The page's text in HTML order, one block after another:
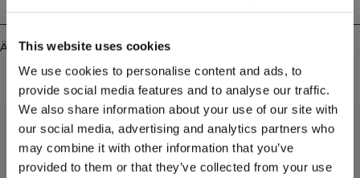
This website uses cookies
We use cookies to personalise content and ads, to
provide social media features and to analyse our traffic.
We also share information about your use of our site with
our social media, advertising and analytics partners who
may combine it with other information that you’ve
provided to them or that they’ve collected from your use
Ähnliche Produkte